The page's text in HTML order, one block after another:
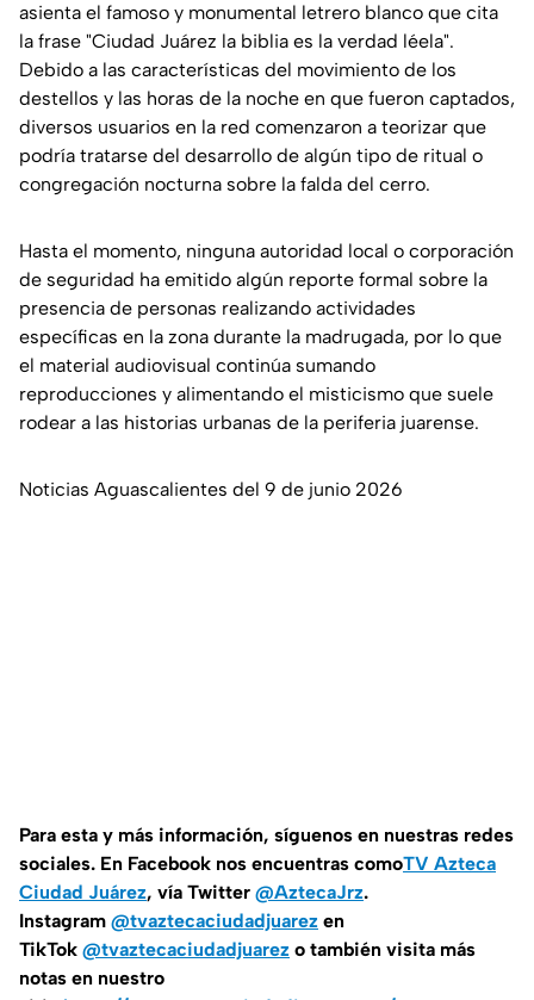
asienta el famoso y monumental letrero blanco que cita
la frase "Ciudad Juárez la biblia es la verdad léela".
Debido a las características del movimiento de los
destellos y las horas de la noche en que fueron captados,
diversos usuarios en la red comenzaron a teorizar que
podría tratarse del desarrollo de algún tipo de ritual o
congregación nocturna sobre la falda del cerro.
Hasta el momento, ninguna autoridad local o corporación
de seguridad ha emitido algún reporte formal sobre la
presencia de personas realizando actividades
específicas en la zona durante la madrugada, por lo que
el material audiovisual continúa sumando
reproducciones y alimentando el misticismo que suele
rodear a las historias urbanas de la periferia juarense.
Noticias Aguascalientes del 9 de junio 2026
Para esta y más información, síguenos en nuestras redes
sociales. En Facebook nos encuentras comoTV Azteca
Ciudad Juárez, vía Twitter @AztecaJrz.
Instagram @tvaztecaciudadjuarez en
TikTok @tvaztecaciudadjuarez o también visita más
notas en nuestro